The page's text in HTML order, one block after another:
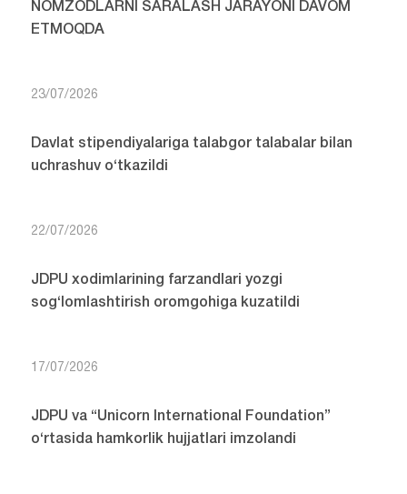
NOMZODLARNI SARALASH JARAYONI DAVOM
ETMOQDA
23/07/2026
Davlat stipendiyalariga talabgor talabalar bilan
uchrashuv o‘tkazildi
22/07/2026
JDPU xodimlarining farzandlari yozgi
sog‘lomlashtirish oromgohiga kuzatildi
17/07/2026
JDPU va “Unicorn International Foundation”
o‘rtasida hamkorlik hujjatlari imzolandi